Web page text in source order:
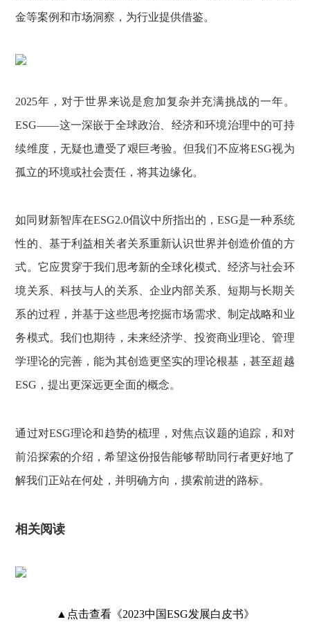
金等案例和市场洞察，为行业提供借鉴。
2025年，对于世界来说是愈加复杂并充满挑战的一年。
ESG——这一深嵌于全球政治、经济和环境治理中的可持
续维度，无疑也遭受了艰巨考验。但我们不应将ESG视为
孤立的环境或社会责任，将其边缘化。
如同财新智库在ESG2.0倡议中所指出的，ESG是一种系统
性的、基于利益相关者关系重新认识世界并创造价值的方
式。它应贯穿于我们思考新的全球化模式、经济与社会环
境关系、科技与人的关系、企业内部关系、短期与长期关
系的过程，并基于这些思考挖掘市场需求、制定战略和业
务模式。我们也期待，未来经济学、投资商业理论、管理
学理论的完善，能为其创造更坚实的理论根基，甚至超越
ESG，提出更深远更全面的概念。
通过对ESG理论和趋势的梳理，对焦点议题的追踪，和对
前沿探索的介绍，希望这份报告能够帮助同行者更好地了
解我们正站在何处，并明确方向，摸索前进的路标。
相关阅读
▲点击查看《2023中国ESG发展白皮书》